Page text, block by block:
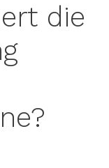
die